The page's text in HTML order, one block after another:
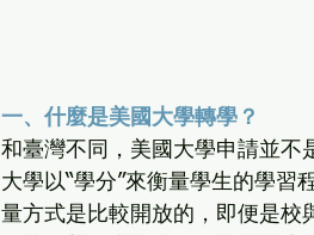
一、什麼是美國大學轉學？
和臺灣不同，美國大學申請並不
大學以“學分”來衡量學生的學習
量方式是比較開放的，即便是校